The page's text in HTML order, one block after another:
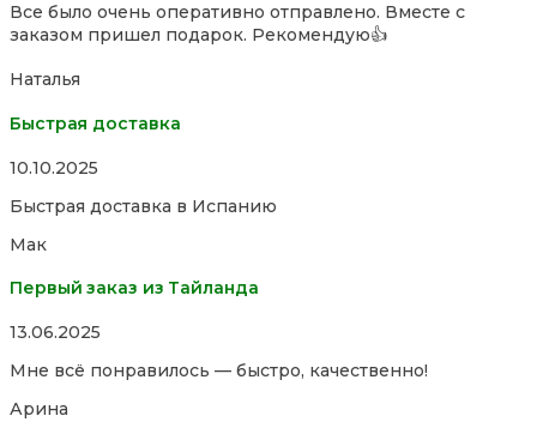
out
of
Все было очень оперативно отправлено. Вместе с
заказом пришел подарок. Рекомендую👍
Наталья
Быстрая доставка
Rated
out
5
10.10.2025
Быстрая доставка в Испанию
Мак
Первый заказ из Тайланда
Rated
out
5
13.06.2025
Мне всё понравилось — быстро, качественно!
Арина